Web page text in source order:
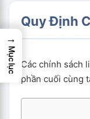
Quy Định
Các chính sách
phần cuối cùng
→
Mục lục